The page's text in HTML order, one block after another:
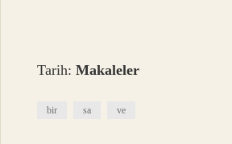
Tarih:Makaleler
bir sa ve